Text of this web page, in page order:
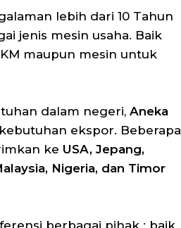
lebih dari 10 Tahun
jenis mesin usaha. Baik
maupun mesin untuk
dalam negeri,Aneka
ekspor. Beberapa
ke USA, Jepang,
Nigeria, dan Timor